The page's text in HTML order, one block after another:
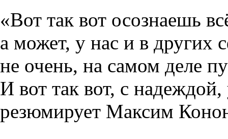
«Вот так вот осознаешь
а может, у нас и в других
не очень, на самом деле
И вот так вот, с
резюмирует Максим